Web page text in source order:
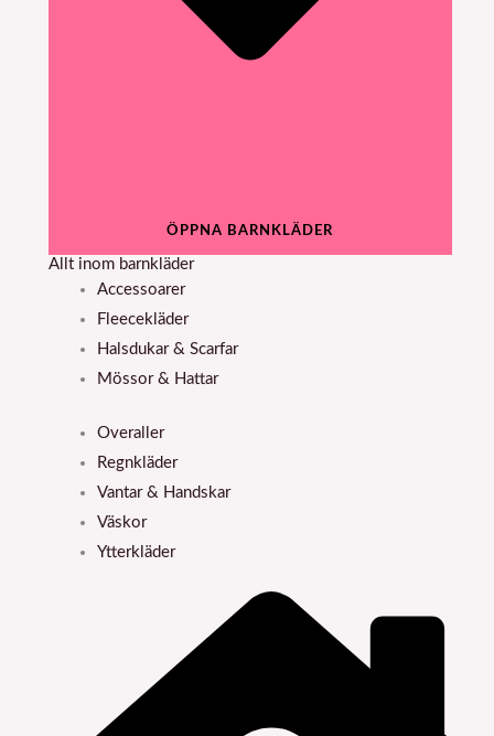
ÖPPNA BARNKLÄDER
Allt inom barnkläder
Accessoarer
Fleecekläder
Halsdukar & Scarfar
Mössor & Hattar
Overaller
Regnkläder
Vantar & Handskar
Väskor
Ytterkläder